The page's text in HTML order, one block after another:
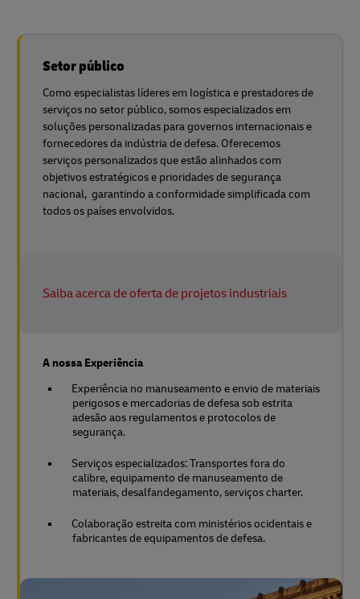
Setor público
Como especialistas líderes em logística e prestadores de
serviços no setor público, somos especializados em
soluções personalizadas para governos internacionais e
fornecedores da indústria de defesa. Oferecemos
serviços personalizados que estão alinhados com
objetivos estratégicos e prioridades de segurança
nacional, garantindo a conformidade simplificada com
todos os países envolvidos.
Saiba acerca de oferta de projetos industriais
A nossa Experiência
Experiência no manuseamento e envio de materiais
perigosos e mercadorias de defesa sob estrita
adesão aos regulamentos e protocolos de
segurança.
Serviços especializados: Transportes fora do
calibre, equipamento de manuseamento de
materiais, desalfandegamento, serviços charter.
Colaboração estreita com ministérios ocidentais e
fabricantes de equipamentos de defesa.